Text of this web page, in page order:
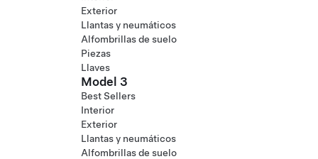
Exterior
Llantas y neumáticos
Alfombrillas de suelo
Piezas
Llaves
Model 3
Best Sellers
Interior
Exterior
Llantas y neumáticos
Alfombrillas de suelo